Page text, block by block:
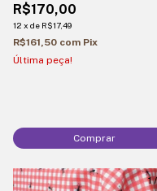
R$170,00
12 x de R$17,49
R$161,50 com Pix
Última peça!
Comprar
1